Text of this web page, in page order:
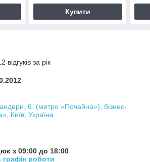
Купити
за рік
6. (метро «Почайна»), бізнес-
Київ, Україна
з 09:00 до 18:00
графік роботи